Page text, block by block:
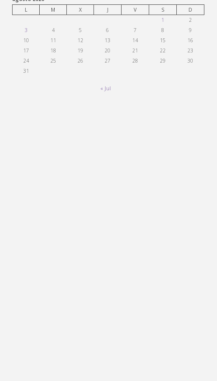
L
M X J V S
D
1
2
3
4 5 6 7 8
9
10
11 12 13 14 15
16
17
18 19 20 21 22
23
24
25 26 27 28 29
30
31
« Jul